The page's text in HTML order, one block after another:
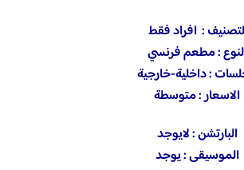
: افراد فقط
: مطعم فرنسي
: داخلية-خارجية
الاسعار : متوسطة
‏ البارتشن : لايوجد
‏ الموسيقى : يوجد